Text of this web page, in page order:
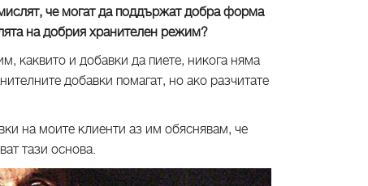
че могат да поддържат добра форма
на добрия хранителен режим?
каквито и добавки да пиете, никога няма
добавки помагат, но ако разчитате
на моите клиенти аз им обяснявам, че
тази основа.